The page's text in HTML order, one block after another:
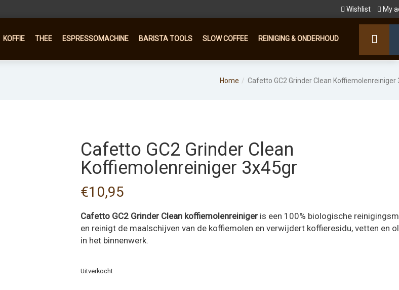
Wishlist My
KOFFIE THEE ESPRESSOMACHINE BARISTA TOOLS SLOW COFFEE REINIGING & ONDERHOUD
Home Cafetto GC2 Grinder Clean Koffiemolenreiniger
Cafetto GC2 Grinder Clean
Koffiemolenreiniger 3x45gr
€10,95
Cafetto GC2 Grinder Clean koffiemolenreiniger is een 100% biologische
en reinigt de maalschijven van de koffiemolen en verwijdert koffieresidu, vetten en
in het binnenwerk.
Uitverkocht